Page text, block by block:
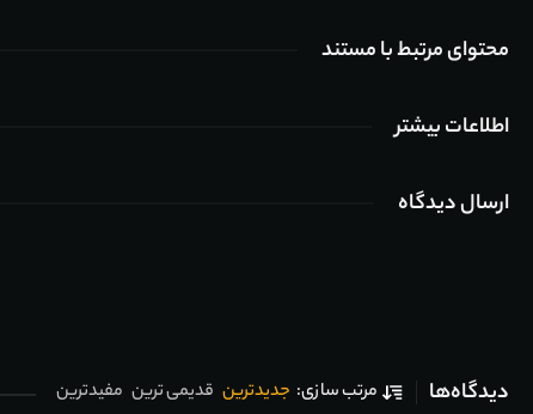
محتوای مرتبط با مستند
اطلاعات بیشتر
ارسال دیدگاه
دیدگاه‌ها مرتب سازی: جدیدترین قدیمی ترین مفیدترین